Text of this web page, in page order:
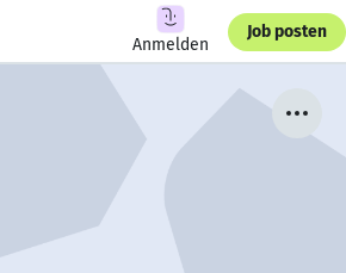
Anmelden
Job posten